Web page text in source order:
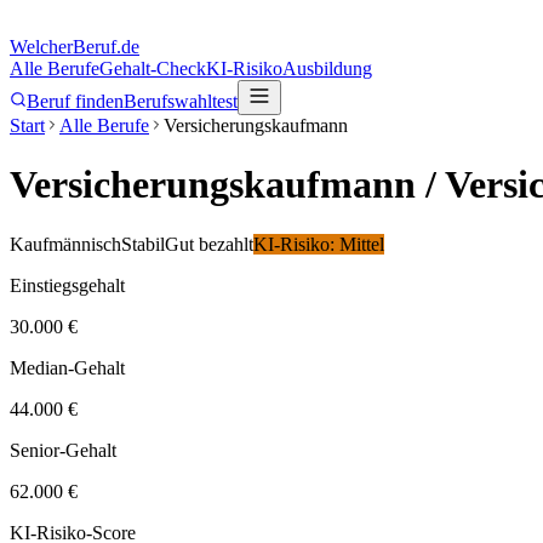
WelcherBeruf.de
Alle BerufeGehalt-CheckKI-RisikoAusbildung
Beruf findenBerufswahltest
Start
Alle Berufe Versicherungskaufmann
Versicherungskaufmann/
KaufmännischStabilGut bezahltKI-Risiko: Mittel
Einstiegsgehalt
30.000 €
Median-Gehalt
44.000 €
Senior-Gehalt
62.000 €
KI-Risiko-Score